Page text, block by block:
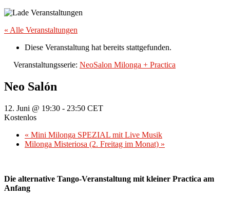
« Alle Veranstaltungen
Diese Veranstaltung hat bereits stattgefunden.
Veranstaltungsserie: NeoSalon Milonga + Practica
Neo Salón
12. Juni @ 19:30 - 23:50 CET
Kostenlos
« Mini Milonga SPEZIAL mit Live Musik
Milonga Misteriosa (2. Freitag im Monat) »
Die alternative Tango-Veranstaltung mit kleiner Practica am
Anfang